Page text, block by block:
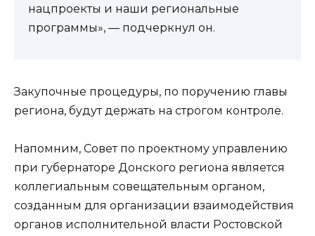
нацпроекты и наши региональные
программы», — подчеркнул он.
Закупочные процедуры, по поручению главы
региона, будут держать на строгом контроле.
Напомним, Совет по проектному управлению
при губернаторе Донского региона является
коллегиальным совещательным органом,
созданным для организации взаимодействия
органов исполнительной власти Ростовской